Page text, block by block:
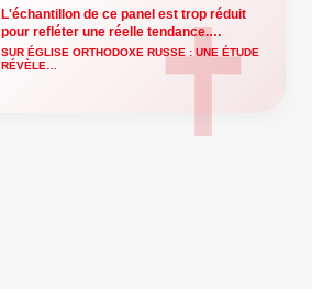
L'échantillon de ce panel est trop réduit
pour refléter une réelle tendance.…
SUR ÉGLISE ORTHODOXE RUSSE : UNE ÉTUDE
RÉVÈLE…